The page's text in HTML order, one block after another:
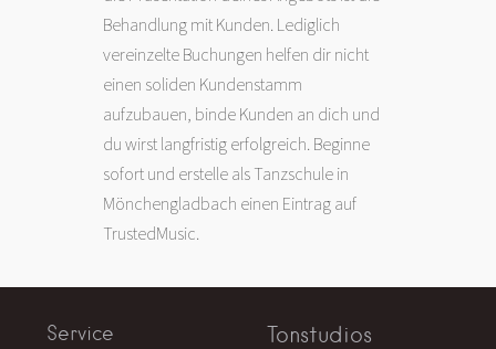
Behandlung mit Kunden. Lediglich
vereinzelte Buchungen helfen dir nicht
einen soliden Kundenstamm
aufzubauen, binde Kunden an dich und
du wirst langfristig erfolgreich. Beginne
sofort und erstelle als Tanzschule in
Mönchengladbach einen Eintrag auf
TrustedMusic.
Service Tonstudios